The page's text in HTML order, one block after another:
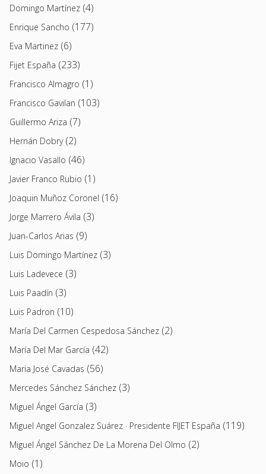
Domingo Martínez (4)
Enrique Sancho (177)
Eva Martinez (6)
Fijet España (233)
Francisco Almagro (1)
Francisco Gavilan (103)
Guillermo Ariza (7)
Hernán Dobry(2)
Ignacio Vasallo (46)
Javier Franco Rubio (1)
Joaquin Muñoz Coronel (16)
Jorge Marrero Ávila (3)
Juan-Carlos Arias (9)
Luis Domingo Martínez (3)
Luis Ladevece (3)
Luis Paadín (3)
Luis Padron (10)
María Del Carmen Cespedosa Sánchez (2)
María Del Mar García (42)
Maria José Cavadas (56)
Mercedes Sánchez Sánchez (3)
Miguel Ángel García (3)
Miguel Angel Gonzalez Suárez · Presidente FIJET España (119)
Miguel Ángel Sánchez De La Morena Del Olmo (2)
Moio (1)